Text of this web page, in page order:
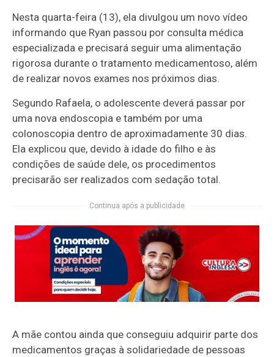
Nesta quarta-feira (13), ela divulgou um novo vídeo
informando que Ryan passou por consulta médica
especializada e precisará seguir uma alimentação
rigorosa durante o tratamento medicamentoso, além
de realizar novos exames nos próximos dias.
Segundo Rafaela, o adolescente deverá passar por
uma nova endoscopia e também por uma
colonoscopia dentro de aproximadamente 30 dias.
Ela explicou que, devido à idade do filho e às
condições de saúde dele, os procedimentos
precisarão ser realizados com sedação total.
Continua após a publicidade
A mãe contou ainda que conseguiu adquirir parte dos
medicamentos graças à solidariedade de pessoas